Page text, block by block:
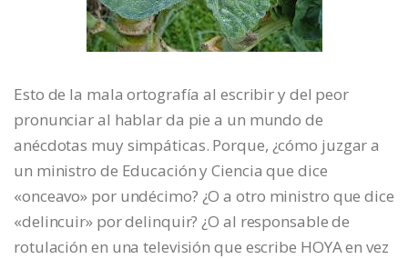
Esto de la mala ortografía al escribir y del peor
pronunciar al hablar da pie a un mundo de
anécdotas muy simpáticas. Porque, ¿cómo juzgar a
un ministro de Educación y Ciencia que dice
«onceavo» por undécimo? ¿O a otro ministro que dice
«delincuir» por delinquir? ¿O al responsable de
rotulación en una televisión que escribe HOYA en vez